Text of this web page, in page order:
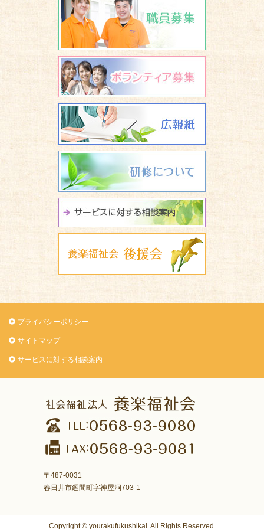
ボランティ
広報誌 養楽
養楽福祉会
プライバシーポリシー
サイトマップ
サービスに対する相談案内
〒487-0031
春日井市廻間町字神屋洞703-1
Copyright © yourakufukushikai. All Rights Reserved.